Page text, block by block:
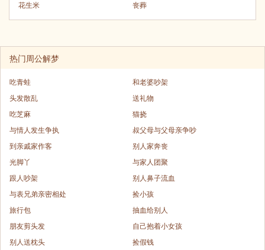
花生米
丧葬
热门周公解梦
吃青蛙
和老婆吵架
头发散乱
送礼物
吃芝麻
猫挠
与情人发生争执
叔父母与父母亲争吵
到亲戚家作客
别人家奔丧
光脚丫
与家人团聚
跟人吵架
别人鼻子流血
与表兄弟亲密相处
捡小孩
旅行包
抽血给别人
朋友剪头发
自己抱着小女孩
别人送枕头
捡假钱